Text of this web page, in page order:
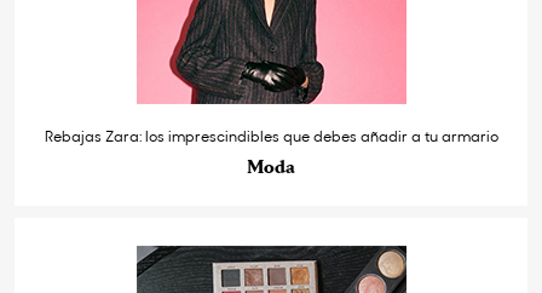
Rebajas Zara: los imprescindibles que debes añadir a tu armario
Moda